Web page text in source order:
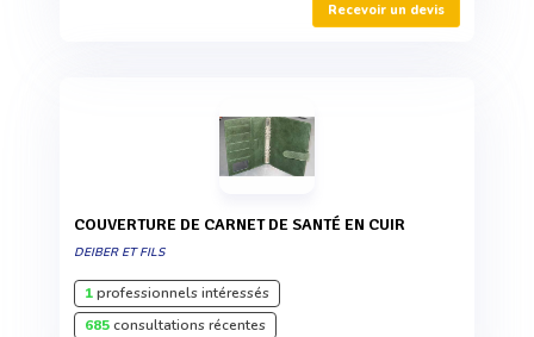
Recevoir un devis
COUVERTURE DE CARNET DE SANTÉ EN CUIR
DEIBER ET FILS
1professionnels intéressés
685consultations récentes